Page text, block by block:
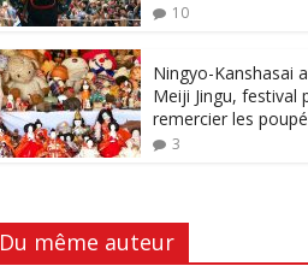
10
Ningyo-Kanshasai
Meiji Jingu, festival
remercier les
3
Du même auteur